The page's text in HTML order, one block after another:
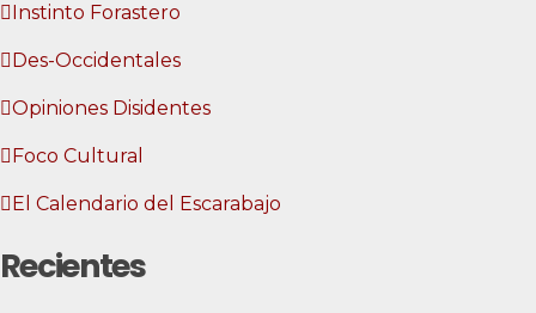
Instinto Forastero
Des-Occidentales
Opiniones Disidentes
Foco Cultural
El Calendario del Escarabajo
Recientes